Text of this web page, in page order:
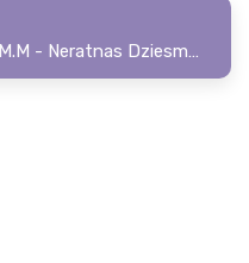
Neratnas Dziesmas, M.M - Neratnas Dziesmas, M.M - Ena (cover)